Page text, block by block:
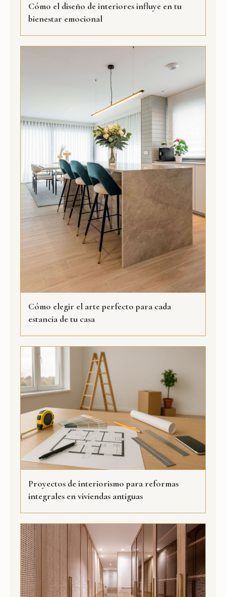
Cómo el diseño de interiores influye en tu
bienestar emocional
Cómo elegir el arte perfecto para cada
estancia de tu casa
Proyectos de interiorismo para reformas
integrales en viviendas antiguas